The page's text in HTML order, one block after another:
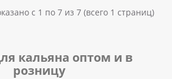
с 1 по 7 из 7 (всего 1 страниц)
кальяна оптом и в
розницу